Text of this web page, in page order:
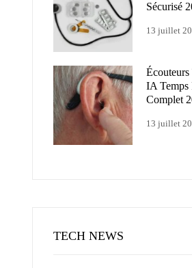
Sécurisé
13 juillet
Écouteurs
IA Temps
Complet
13 juillet
TECH NEWS